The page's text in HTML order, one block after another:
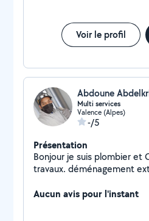
Voir le profil
Abdoune
Multi services
Valence (Alpes)
-/5
Présentation
Bonjour je suis plombier et
travaux. déménagement
Aucun avis pour l'instant